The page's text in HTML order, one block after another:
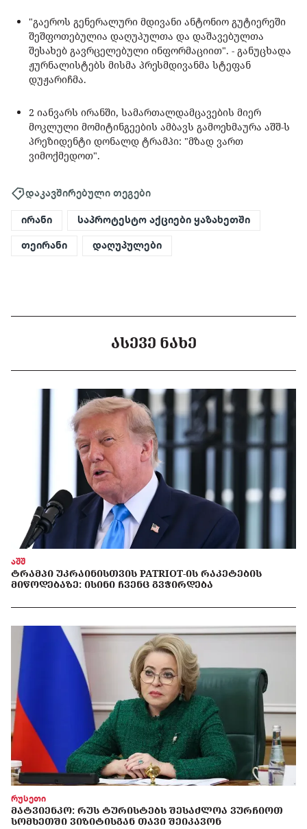
"გაეროს გენერალური მდივანი ანტონიო გუტიერეში
შეშფოთებულია დაღუპულთა და დაშავებულთა
შესახებ გავრცელებული ინფორმაციით". - განუცხადა
ჟურნალისტებს მისმა პრესმდივანმა სტეფან
დუჟარიჩმა.
2 იანვარს ირანში, სამართალდამცავების მიერ
მოკლული მომიტინგეების ამბავს გამოეხმაურა აშშ-ს
პრეზიდენტი დონალდ ტრამპი: "მზად ვართ
ვიმოქმედოთ".
დაკავშირებული თეგები
ირანი საპროტესტო აქციები ყაზახეთში
თეირანი დაღუპულები
ᲐᲡᲔᲕᲔ ᲜᲐᲮᲔ
აშშ
ᲢᲠᲐᲛᲞᲘ ᲣᲙᲠᲐᲘᲜᲘᲡᲗᲕᲘᲡ PATRIOT-ᲘᲡ ᲠᲐᲙᲔᲢᲔᲑᲘᲡ
ᲛᲘᲬᲝᲓᲔᲑᲐᲖᲔ: ᲘᲡᲘᲜᲘ ᲩᲕᲔᲜᲪ ᲒᲕᲭᲘᲠᲓᲔᲑᲐ
რუსეთი
ᲛᲐᲢᲕᲘᲔᲜᲙᲝ: ᲠᲣᲡ ᲢᲣᲠᲘᲡᲢᲔᲑᲡ ᲨᲔᲡᲐᲫᲚᲝᲐ ᲕᲣᲠᲩᲘᲝᲗ
ᲡᲝᲛᲮᲔᲗᲨᲘ ᲕᲘᲖᲘᲢᲘᲡᲒᲐᲜ ᲗᲐᲕᲘ ᲨᲔᲘᲙᲐᲕᲝᲜ